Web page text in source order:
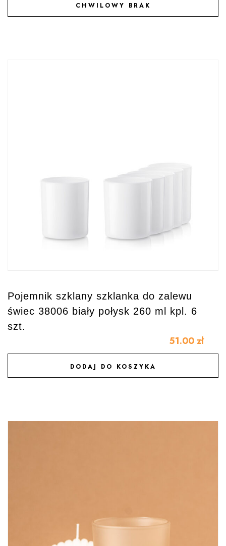
CHWILOWY BRAK
DODAJ DO ULUBIONYCH
Pojemnik szklany szklanka do zalewu
świec 38006 biały połysk 260 ml kpl. 6
szt.
51.00 zł
DODAJ DO KOSZYKA
DODAJ DO ULUBIONYCH